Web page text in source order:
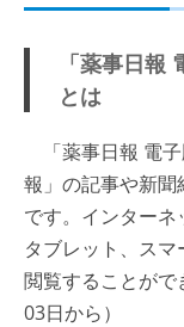
「薬事日報
とは
「薬事日報 電
報」の記事や新聞
です。インターネ
タブレット、ス
閲覧することがで
03日から）